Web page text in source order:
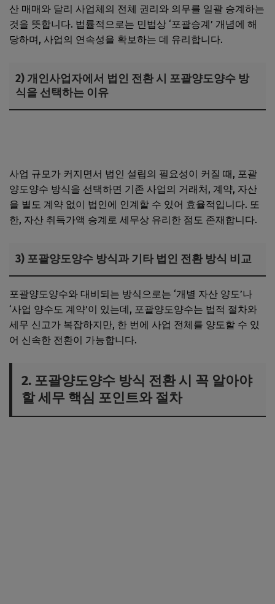
산 매매와 달리 사업체의 전체 권리와 의무를 일괄 승계하는
것을 뜻합니다. 법률적으로는 민법상 ‘포괄승계’ 개념에 해
당하며, 사업의 연속성을 확보하는 데 유리합니다.
2) 개인사업자에서 법인 전환 시 포괄양도양수 방
식을 선택하는 이유
사업 규모가 커지면서 법인 설립의 필요성이 커질 때, 포괄
양도양수 방식을 선택하면 기존 사업의 거래처, 계약, 자산
을 별도 계약 없이 법인에 인계할 수 있어 효율적입니다. 또
한, 자산 취득가액 승계로 세무상 유리한 점도 존재합니다.
3) 포괄양도양수 방식과 기타 법인 전환 방식 비교
포괄양도양수와 대비되는 방식으로는 ‘개별 자산 양도’나
‘사업 양수도 계약’이 있는데, 포괄양도양수는 법적 절차와
세무 신고가 복잡하지만, 한 번에 사업 전체를 양도할 수 있
어 신속한 전환이 가능합니다.
2. 포괄양도양수 방식 전환 시 꼭 알아야
할 세무 핵심 포인트와 절차